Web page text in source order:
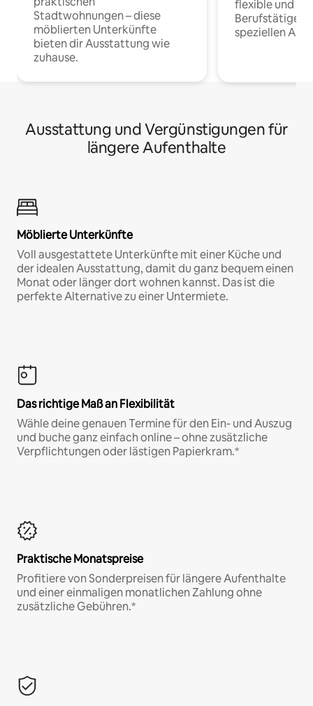
Stadtwohnungen – diese
möblierten Unterkünfte
bieten dir Ausstattung wie
zuhause.
flexible und
Berufstätige
speziellen
Ausstattung und Vergünstigungen für
längere Aufenthalte
Möblierte Unterkünfte
Voll ausgestattete Unterkünfte mit einer Küche und
der idealen Ausstattung, damit du ganz bequem einen
Monat oder länger dort wohnen kannst. Das ist die
perfekte Alternative zu einer Untermiete.
Das richtige Maß an Flexibilität
Wähle deine genauen Termine für den Ein- und Auszug
und buche ganz einfach online – ohne zusätzliche
Verpflichtungen oder lästigen Papierkram.*
Praktische Monatspreise
Profitiere von Sonderpreisen für längere Aufenthalte
und einer einmaligen monatlichen Zahlung ohne
zusätzliche Gebühren.*